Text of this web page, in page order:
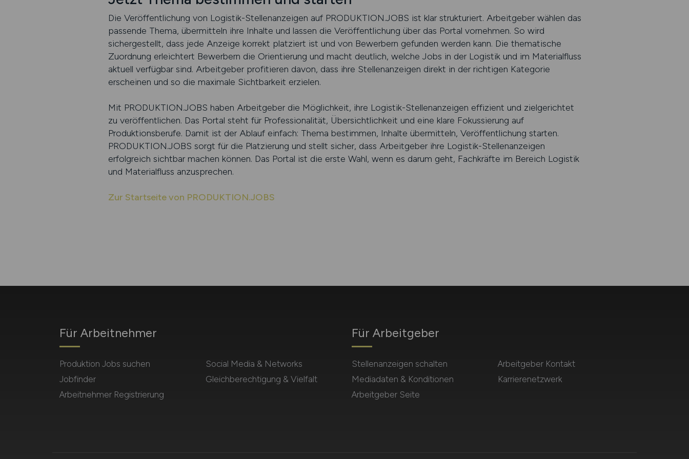
Die Veröffentlichung von Logistik-Stellenanzeigen auf PRODUKTION.JOBS ist klar strukturiert. Arbeitgeber wählen das
passende Thema, übermitteln ihre Inhalte und lassen die Veröffentlichung über das Portal vornehmen. So wird
sichergestellt, dass jede Anzeige korrekt platziert ist und von Bewerbern gefunden werden kann. Die thematische
Zuordnung erleichtert Bewerbern die Orientierung und macht deutlich, welche Jobs in der Logistik und im Materialfluss
aktuell verfügbar sind. Arbeitgeber profitieren davon, dass ihre Stellenanzeigen direkt in der richtigen Kategorie
erscheinen und so die maximale Sichtbarkeit erzielen.
Mit PRODUKTION.JOBS haben Arbeitgeber die Möglichkeit, ihre Logistik-Stellenanzeigen effizient und zielgerichtet
zu veröffentlichen. Das Portal steht für Professionalität, Übersichtlichkeit und eine klare Fokussierung auf
Produktionsberufe. Damit ist der Ablauf einfach: Thema bestimmen, Inhalte übermitteln, Veröffentlichung starten.
PRODUKTION.JOBS sorgt für die Platzierung und stellt sicher, dass Arbeitgeber ihre Logistik-Stellenanzeigen
erfolgreich sichtbar machen können. Das Portal ist die erste Wahl, wenn es darum geht, Fachkräfte im Bereich Logistik
und Materialfluss anzusprechen.
Zur Startseite von PRODUKTION.JOBS
Für Arbeitnehmer
Produktion Jobs suchen
Jobfinder
Arbeitnehmer Registrierung
Social Media & Networks
Gleichberechtigung & Vielfalt
Für Arbeitgeber
Stellenanzeigen schalten
Mediadaten & Konditionen
Arbeitgeber Seite
Arbeitgeber Kontakt
Karrierenetzwerk